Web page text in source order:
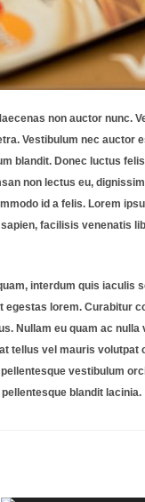
non auctor
Vestibulum nec auctor
blandit. Donec luctus
non lectus eu,
id a felis. Lorem
facilisis venenatis
interdum quis iaculis
egestas lorem. Curabitur
Nullam eu quam ac
tellus vel mauris
vestibulum
blandit lacinia.